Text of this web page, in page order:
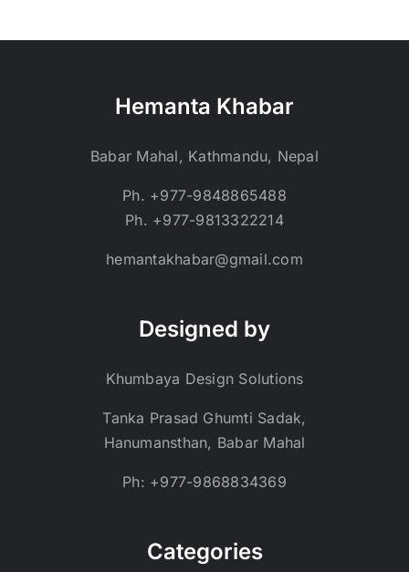
Hemanta Khabar
Babar Mahal, Kathmandu, Nepal
Ph. +977-9848865488
Ph. +977-9813322214
hemantakhabar@gmail.com
Designed by
Khumbaya Design Solutions
Tanka Prasad Ghumti Sadak,
Hanumansthan, Babar Mahal
Ph: +977-9868834369
Categories